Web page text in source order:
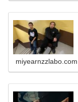
miyearnzzlabo.com